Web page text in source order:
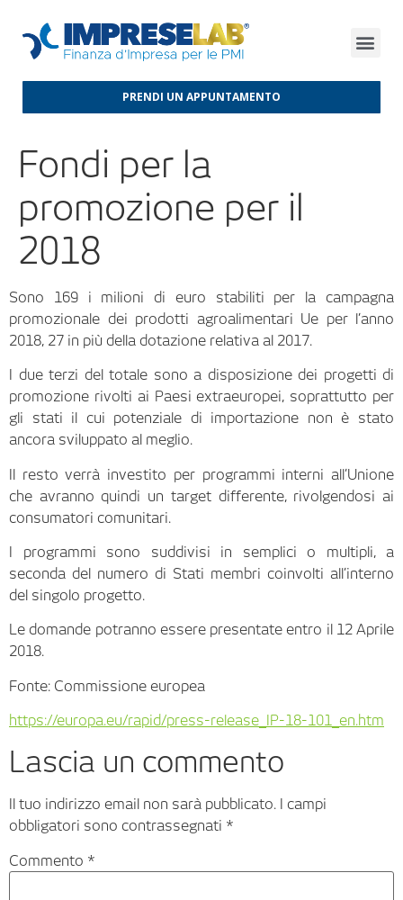
PRENDI UN APPUNTAMENTO
Fondi per la
promozione per il
2018
Sono 169 i milioni di euro stabiliti per la campagna
promozionale dei prodotti agroalimentari Ue per l’anno
2018, 27 in più della dotazione relativa al 2017.
I due terzi del totale sono a disposizione dei progetti di
promozione rivolti ai Paesi extraeuropei, soprattutto per
gli stati il cui potenziale di importazione non è stato
ancora sviluppato al meglio.
Il resto verrà investito per programmi interni all’Unione
che avranno quindi un target differente, rivolgendosi ai
consumatori comunitari.
I programmi sono suddivisi in semplici o multipli, a
seconda del numero di Stati membri coinvolti all’interno
del singolo progetto.
Le domande potranno essere presentate entro il 12 Aprile
2018.
Fonte: Commissione europea
https://europa.eu/rapid/press-release_IP-18-101_en.htm
Lascia un commento
Il tuo indirizzo email non sarà pubblicato. I campi
obbligatori sono contrassegnati *
Commento *